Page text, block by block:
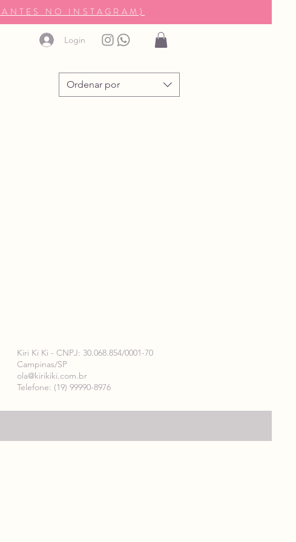
NO INSTAGRAM)
Login
Ordenar por
Kiri Ki Ki - CNPJ: 30.068.854/0001-70
Campinas/SP
ola@kirikiki.com.br
Telefone: (19) 99990-8976